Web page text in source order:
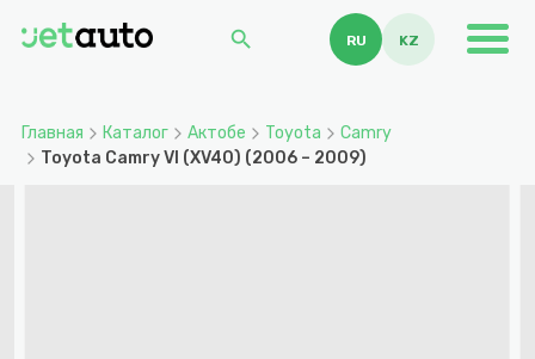
search RU KZ
Главная Каталог Актобе Toyota
Camry
Toyota Camry VI (XV40) (2006 – 2009)